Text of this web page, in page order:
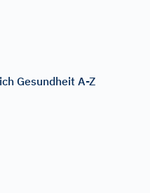
Gesundheit A-Z